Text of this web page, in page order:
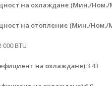
на охлаждане (Мин./Ном./
на отопление (Мин./Ном./
000 BTU
на охлаждане):3.43